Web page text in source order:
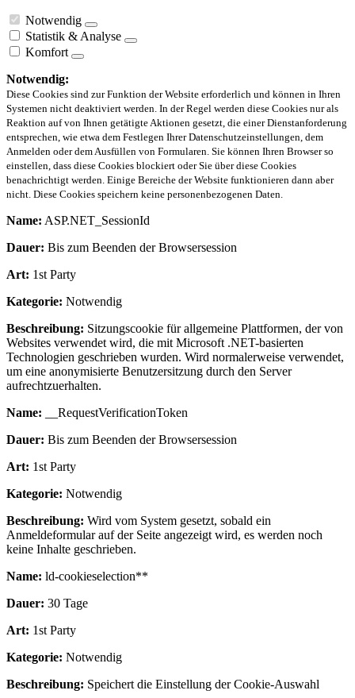
Notwendig
Statistik & Analyse
Komfort
Notwendig:
Diese Cookies sind zur Funktion der Website erforderlich und können in Ihren
Systemen nicht deaktiviert werden. In der Regel werden diese Cookies nur als
Reaktion auf von Ihnen getätigte Aktionen gesetzt, die einer Dienstanforderung
entsprechen, wie etwa dem Festlegen Ihrer Datenschutzeinstellungen, dem
Anmelden oder dem Ausfüllen von Formularen. Sie können Ihren Browser so
einstellen, dass diese Cookies blockiert oder Sie über diese Cookies
benachrichtigt werden. Einige Bereiche der Website funktionieren dann aber
nicht. Diese Cookies speichern keine personenbezogenen Daten.
Name: ASP.NET_SessionId
Dauer: Bis zum Beenden der Browsersession
Art: 1st Party
Kategorie: Notwendig
Beschreibung: Sitzungscookie für allgemeine Plattformen, der von
Websites verwendet wird, die mit Microsoft .NET-basierten
Technologien geschrieben wurden. Wird normalerweise verwendet,
um eine anonymisierte Benutzersitzung durch den Server
aufrechtzuerhalten.
Name: __RequestVerificationToken
Dauer: Bis zum Beenden der Browsersession
Art: 1st Party
Kategorie: Notwendig
Beschreibung: Wird vom System gesetzt, sobald ein
Anmeldeformular auf der Seite angezeigt wird, es werden noch
keine Inhalte geschrieben.
Name: ld-cookieselection**
Dauer: 30 Tage
Art: 1st Party
Kategorie: Notwendig
Beschreibung: Speichert die Einstellung der Cookie-Auswahl